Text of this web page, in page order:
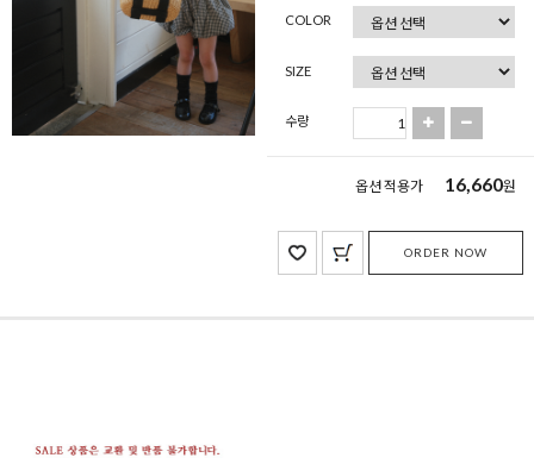
COLOR
SIZE
수량
옵션 적용가 16,660원
ORDER NOW